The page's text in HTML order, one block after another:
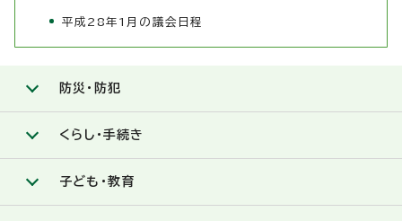
平成28年1月の議会日程
防災・防犯
くらし・手続き
子ども・教育